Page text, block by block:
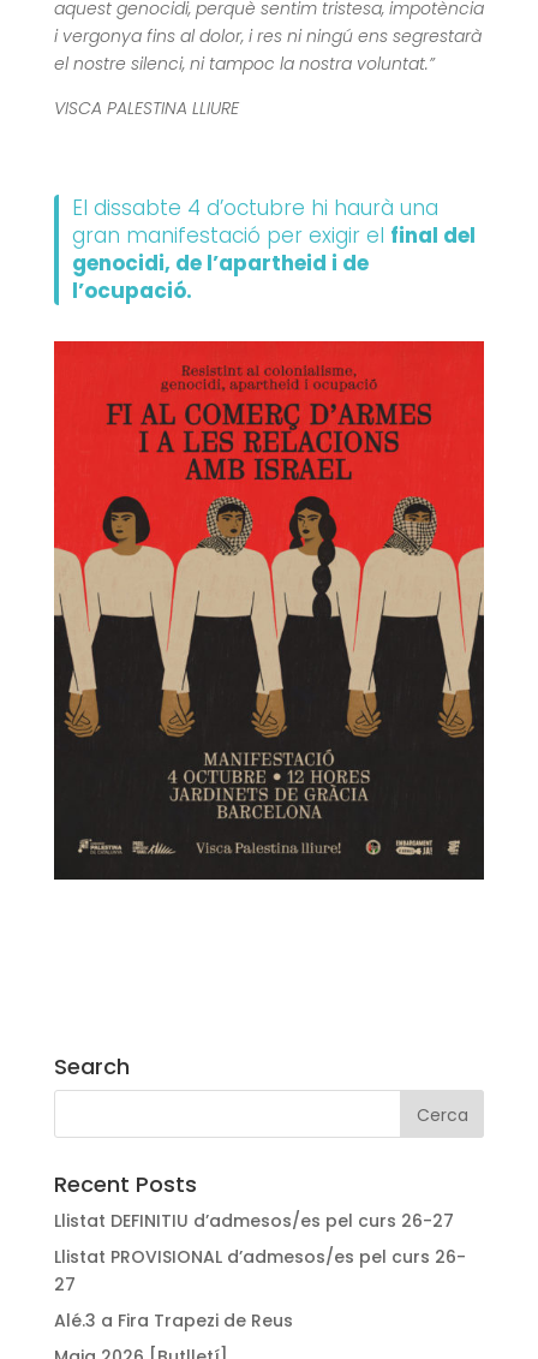
aquest genocidi, perquè sentim tristesa, impotència
i vergonya fins al dolor, i res ni ningú ens segrestarà
el nostre silenci, ni tampoc la nostra voluntat.”
VISCA PALESTINA LLIURE
El dissabte 4 d’octubre hi haurà una
gran manifestació per exigir el final del
genocidi, de l’apartheid i de
l’ocupació.
Search
Recent Posts
Llistat DEFINITIU d’admesos/es pel curs 26-27
Llistat PROVISIONAL d’admesos/es pel curs 26-
27
Alé.3 a Fira Trapezi de Reus